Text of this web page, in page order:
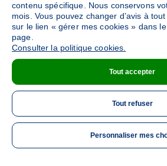
contenu spécifique. Nous conservons
mois. Vous pouvez changer d’avis à
sur le lien « gérer mes cookies » dans
page.
Consulter la politique cookies.
Tout accepter
Tout refuser
Personnaliser mes